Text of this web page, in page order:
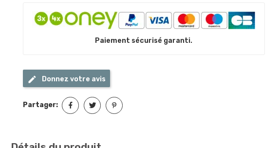
Paiement sécurisé garanti.
Donnez votre avis
Partager: